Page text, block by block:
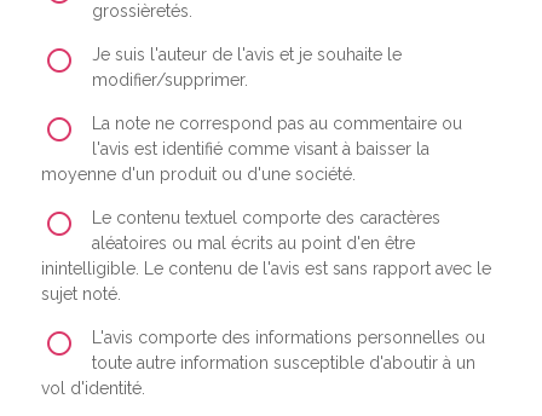
grossièretés.
Je suis l'auteur de l'avis et je souhaite le
modifier/supprimer.
La note ne correspond pas au commentaire ou
l'avis est identifié comme visant à baisser la
moyenne d'un produit ou d'une société.
Le contenu textuel comporte des caractères
aléatoires ou mal écrits au point d'en être
inintelligible. Le contenu de l'avis est sans rapport avec le
sujet noté.
L'avis comporte des informations personnelles ou
toute autre information susceptible d'aboutir à un
vol d'identité.